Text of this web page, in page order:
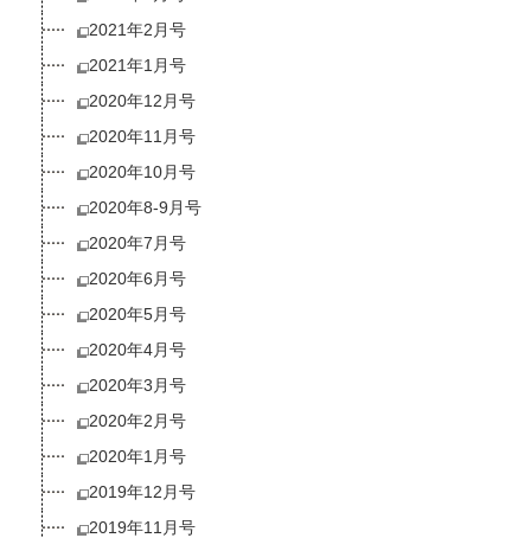
2021年2月号
2021年1月号
2020年12月号
2020年11月号
2020年10月号
2020年8-9月号
2020年7月号
2020年6月号
2020年5月号
2020年4月号
2020年3月号
2020年2月号
2020年1月号
2019年12月号
2019年11月号